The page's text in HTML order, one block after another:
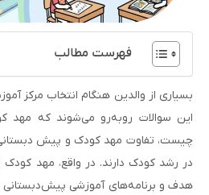
فهرست مطالب
بسیاری از والدین هنگام انتخاب مرکز
این سوالات روبه‌رو می‌شوند که
چیست، تفاوت مهد کودک و پیش
در رشد کودک دارند. در واقع، مهد کودک
هدف و برنامه‌های آموزشی پیش‌دبستانی